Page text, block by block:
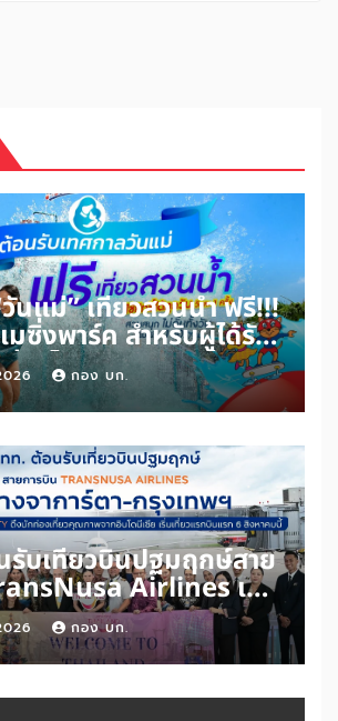
นแม่” เที่ยวสวนน้ำ ฟรี!!!
มซิ่งพาร์ค สำหรับผู้ได้รับ
วยไทยพลัส” และผู้ถือ
การแห่งรัฐ” เพิ่มเพียง
นุกได้ทั้งสวนน้ำและสวน
ลอดวัน
กอง บก.
บเที่ยวบินปฐมฤกษ์สาย
Airlines เส้น
ตา-กรุงเทพฯ เสริม Air
ดึงนักท่องเที่ยว
อินโดนีเซีย เริ่มเที่ยว
6 สิงหาคมนี้
กอง บก.